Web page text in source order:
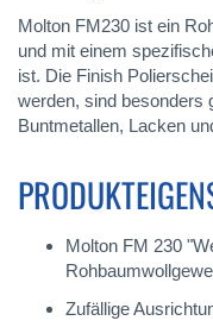
Molton FM230 ist ein
und mit einem
ist. Die Finish
werden, sind besonders
Buntmetallen, Lacken
Molton FM 230
Zufällige